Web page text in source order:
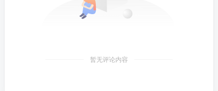
暂无评论内容